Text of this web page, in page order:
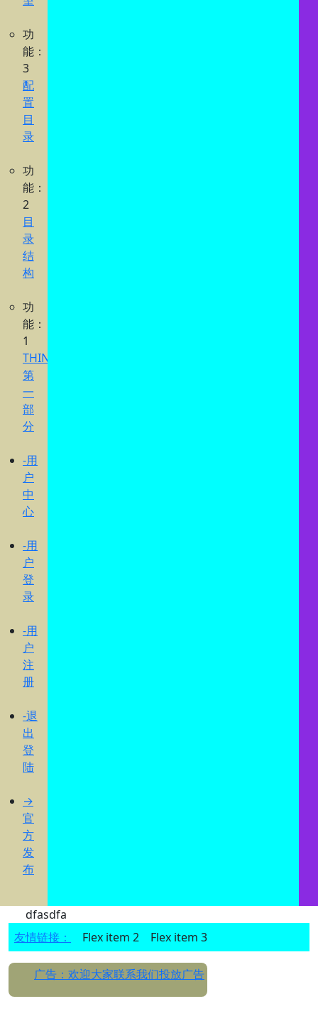
功
能：
3
配
置
目
录
功
能：
2
目
录
结
构
功
能：
1
THINK
第
一
部
分
-用
户
中
心
-用
户
登
录
-用
户
注
册
-退
出
登
陆
→
官
方
发
布
dfasdfa
友情链接：
Flex item 2 Flex item 3
广告：欢迎大家联系我们投放广告